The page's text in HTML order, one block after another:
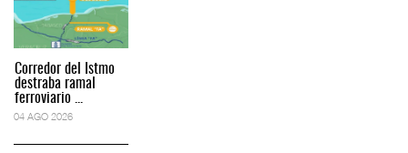
Corredor del Istmo
destraba ramal
ferroviario ...
04 AGO 2026